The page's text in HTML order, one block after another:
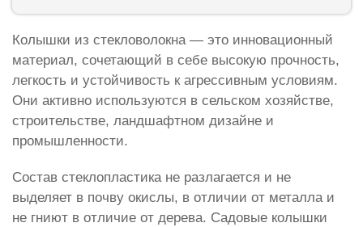
Колышки из стекловолокна — это инновационный
материал, сочетающий в себе высокую прочность,
легкость и устойчивость к агрессивным условиям.
Они активно используются в сельском хозяйстве,
строительстве, ландшафтном дизайне и
промышленности.
Состав стеклопластика не разлагается и не
выделяет в почву окислы, в отличии от металла и
не гниют в отличие от дерева. Садовые колышки